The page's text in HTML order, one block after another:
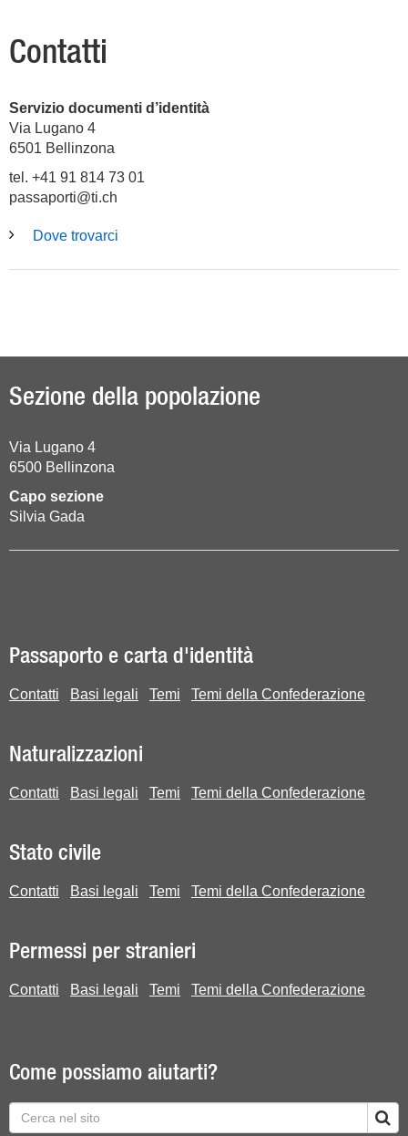
Contatti
Servizio documenti d’identità
Via Lugano 4
6501 Bellinzona
tel. +41 91 814 73 01
passaporti@ti.ch
Dove trovarci
Sezione della popolazione
Via Lugano 4
6500 Bellinzona
Capo sezione
Silvia Gada
Passaporto e carta d'identità
Contatti Basi legali Temi Temi della Confederazione
Naturalizzazioni
Contatti Basi legali Temi Temi della Confederazione
Stato civile
Contatti Basi legali Temi Temi della Confederazione
Permessi per stranieri
Contatti Basi legali Temi Temi della Confederazione
Come possiamo aiutarti?